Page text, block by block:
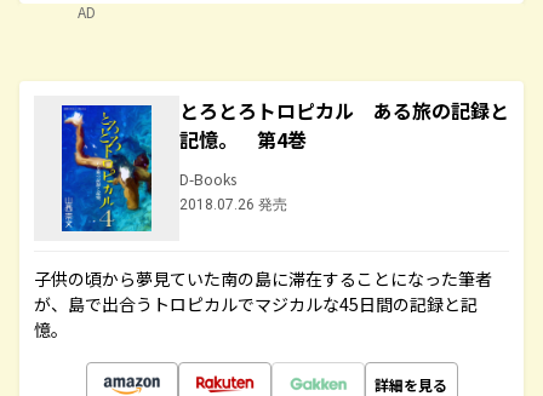
AD
とろとろトロピカル ある旅の記録と
記憶。 第4巻
D-Books
2018.07.26 発売
子供の頃から夢見ていた南の島に滞在することになった筆者
が、島で出合うトロピカルでマジカルな45日間の記録と記
憶。
詳細を見る